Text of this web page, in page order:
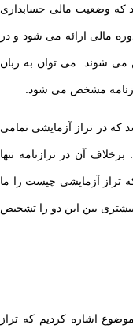
وضعیت مالی حسابداری
مالی ارائه می شود و در
می شوند. می توان به زبان
مشخص می شود.
در تراز آزمایشی تمامی
آن در ترازنامه تنها
تراز آزمایشی چیست را ما
بین این دو را تشخیص
اشاره کردیم که تراز